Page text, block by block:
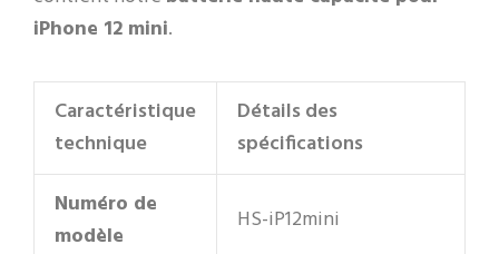
iPhone 12 mini.
Caractéristique
technique
Détails des
spécifications
Numéro de
modèle
HS-iP12mini